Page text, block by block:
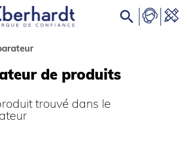

de produits
trouvé dans le